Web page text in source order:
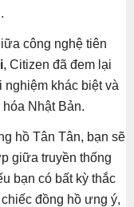
công nghệ tiên
, Citizen đã đem lại
khác biệt và
Nhật Bản.
hồ Tân Tân, bạn sẽ
giữa truyền thống
bạn có bất kỳ thắc
đồng hồ ưng ý,